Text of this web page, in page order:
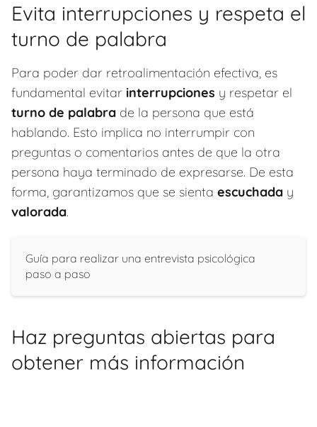
Evita interrupciones y respeta el
turno de palabra
Para poder dar retroalimentación efectiva, es
fundamental evitar interrupciones y respetar el
turno de palabra de la persona que está
hablando. Esto implica no interrumpir con
preguntas o comentarios antes de que la otra
persona haya terminado de expresarse. De esta
forma, garantizamos que se sienta escuchada y
valorada.
Guía para realizar una entrevista psicológica
paso a paso
Haz preguntas abiertas para
obtener más información